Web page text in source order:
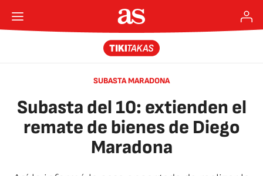
SUBASTA MARADONA
Subasta del 10: extienden el
remate de bienes de Diego
Maradona